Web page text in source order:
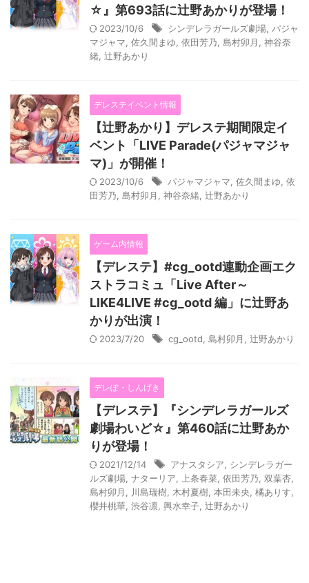
☆』第693話に辻野あかりが登場！
2023/10/6 シンデレラガールズ劇場 パジャ
マジャマ 佐久間まゆ 依田芳乃 島村卯月
神谷奈
緒 辻野あかり
デレステイベント情報
【辻野あかり】デレステ期間限定イ
ベント「LIVE Parade(パジャマジャ
マ)」が開催！
2023/10/6 パジャマジャマ 佐久間まゆ 依
田芳乃 島村卯月 神谷奈緒 辻野あかり
ゲーム内情報
【デレステ】#cg_ootd連動企画エク
ストラコミュ「Live After～
LIKE4LIVE #cg_ootd 編」に辻野あ
かりが出演！
2023/7/20 cg_ootd 島村卯月 辻野あかり
デレぽ・しんげき
【デレステ】『シンデレラガールズ
劇場わいど☆』第460話に辻野あか
りが登場！
2021/12/14 アナスタシア
シンデレラガー
ルズ劇場 ナターリア 上条春菜 依田芳乃 双葉杏
島村卯月
川島瑞樹 木村夏樹 本田未央 橘ありす
櫻井桃華 渋谷凛 輿水幸子 辻野あかり